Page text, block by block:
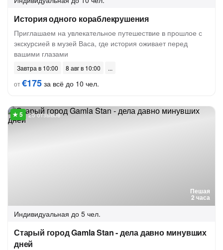
История одного кораблекрушения
Приглашаем на увлекательное путешествие в прошлое с
экскурсией в музей Васа, где история оживает перед
вашими глазами
Завтра в 10:00
8 авг в 10:00
от€175 за всё до 10 чел.
Пешая
2 часа
25 отзывов
Индивидуальная до 5 чел.
Старый город Gamla Stan - дела давно минувших
дней